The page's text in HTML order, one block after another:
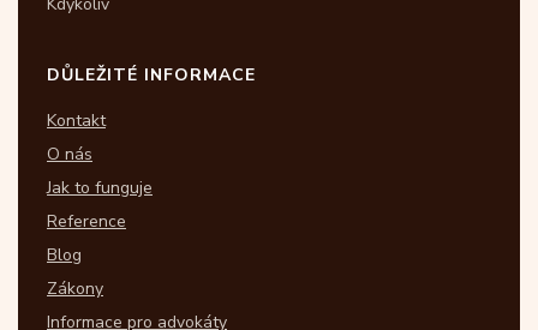
DŮLEŽITÉ INFORMACE
Kontakt
O nás
Jak to funguje
Reference
Blog
Zákony
Informace pro advokáty